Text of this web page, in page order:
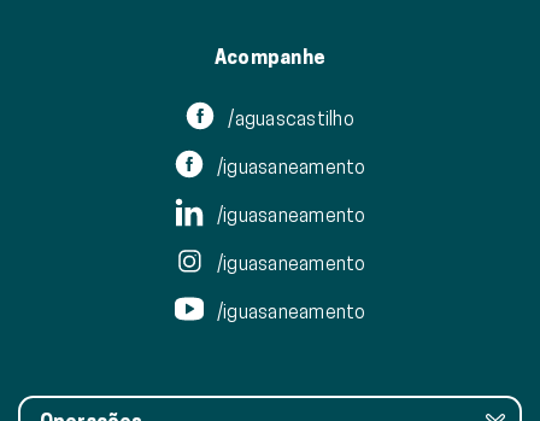
Acompanhe
/aguascastilho
/iguasaneamento
/iguasaneamento
/iguasaneamento
/iguasaneamento
Operações